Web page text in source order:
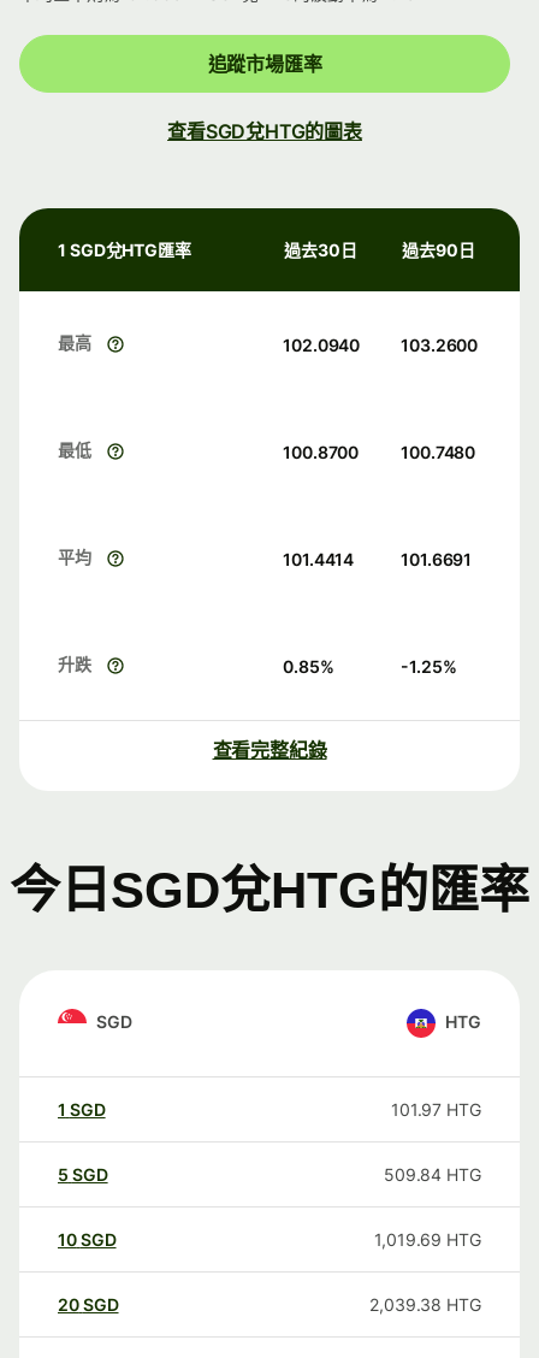
追蹤市場匯率
查看SGD兌HTG的圖表
1 SGD兌HTG匯率 過去30日 過去90日
最高 102.0940 103.2600
最低 100.8700 100.7480
平均 101.4414 101.6691
升跌 0.85% -1.25%
查看完整紀錄
今日SGD兌HTG的匯率
SGD HTG
1 SGD 101.97 HTG
5 SGD 509.84 HTG
10SGD 1,019.69 HTG
20SGD 2,039.38 HTG